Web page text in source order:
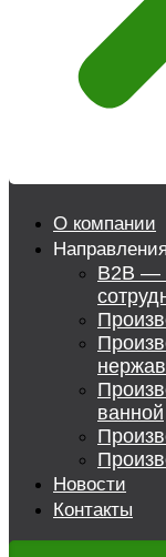
О компании
Направления
B2B —
ванной
Новости
Контакты